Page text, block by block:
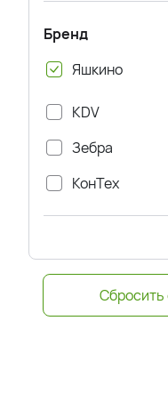
Бренд
Яшкино
KDV
Зебра
КонТех